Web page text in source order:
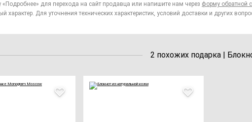
«Подробнее» для перехода на сайт продавца или напишите нам через форму обратной
характер. Для уточнения технических характеристик, условий доставки и других
2 похожих подарка |